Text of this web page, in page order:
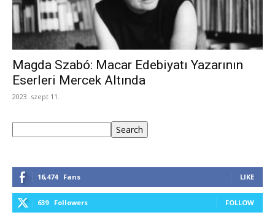
Magda Szabó: Macar Edebiyatı Yazarının
Eserleri Mercek Altında
2023. szept 11.
Search
16,474 Fans LIKE
639 Followers FOLLOW